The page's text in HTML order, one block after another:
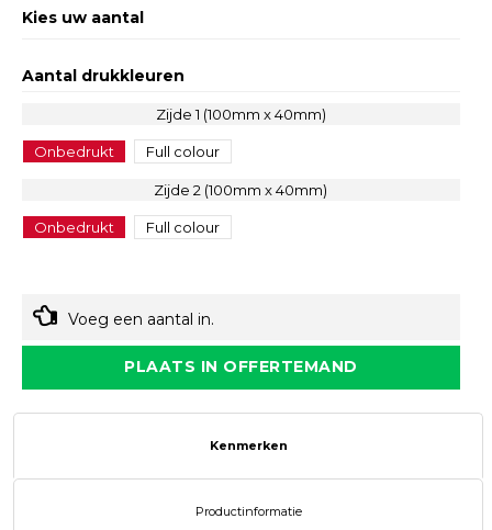
Kies uw aantal
Aantal drukkleuren
Zijde 1 (100mm x 40mm)
Onbedrukt Full colour
Zijde 2 (100mm x 40mm)
Onbedrukt Full colour
Voeg een aantal in.
PLAATS IN OFFERTEMAND
Kenmerken
Productinformatie